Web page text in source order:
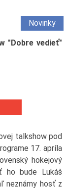
Novinky
"Dobre vedieť"
talkshow pod
17. apríla
hokejový
ho bude Lukáš
neznámy hosť z